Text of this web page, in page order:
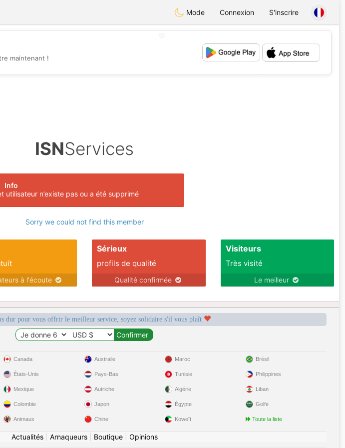
Mode Connexion S'inscrire
💕
maintenant !
ISNServices
Info
utilisateur n’existe pas ou a été supprimé
Sorry we could not find this member
à l'écoute
Sérieux
profils de qualité
Qualité confirmée
Visiteurs
Très visité
Le meilleur
dur pour vous offrir le meilleur service, soyez solidaire s'il vous plaît
Canada
États-Unis
Mexique
Colombie
Animaux
Australie
Pays-Bas
Autriche
Japon
Chine
Maroc
Tunisie
Algérie
Égypte
Koweït
Brésil
Philippines
Liban
Golfe
Toute la liste
Actualités| Arnaqueurs| Boutique| Opinions